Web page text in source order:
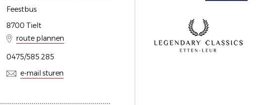
Feestbus
8700 Tielt
route plannen
0475/585.285
e-mail sturen